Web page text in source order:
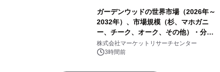
ガーデンウッドの世界市場（2026年～
2032年）、市場規模（杉、マホガニ
ー、チーク、オーク、その他）・分析
レポートを発表
株式会社マーケットリサーチセンター
3時間前